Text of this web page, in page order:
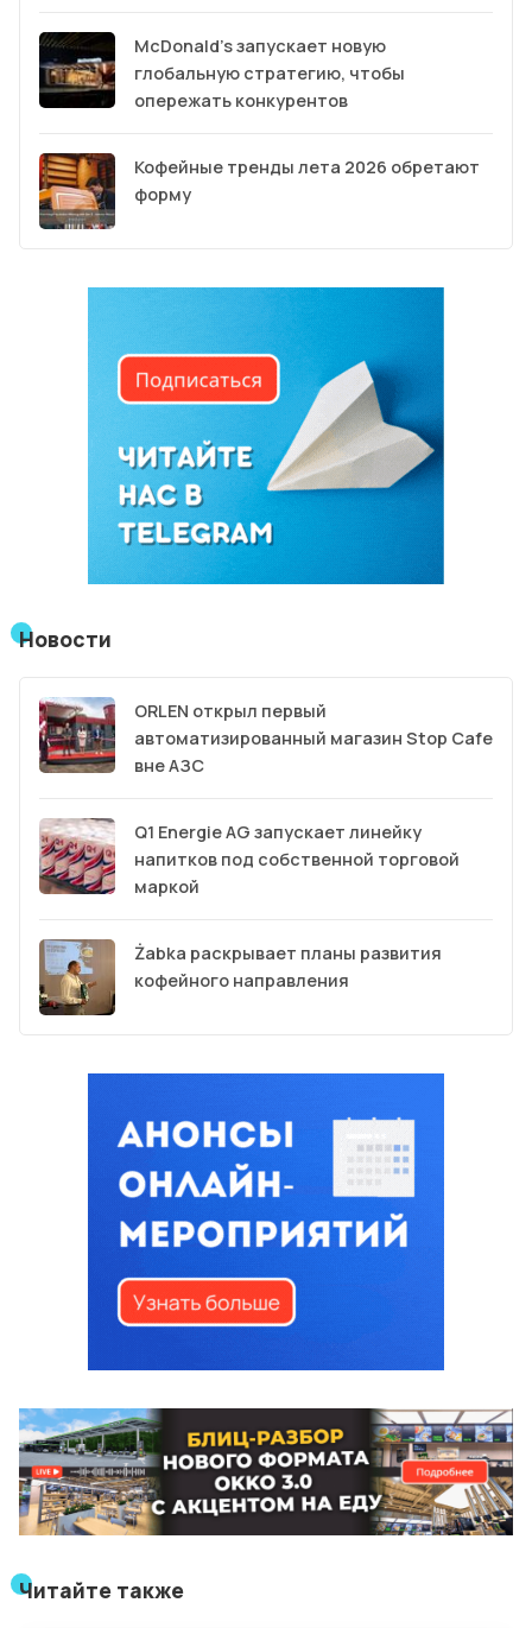
McDonald’s запускает новую
глобальную стратегию, чтобы
опережать конкурентов
Кофейные тренды лета 2026 обретают
форму
Новости
ORLEN открыл первый
автоматизированный магазин Stop Cafe
вне АЗС
Q1 Energie AG запускает линейку
напитков под собственной торговой
маркой
Żabka раскрывает планы развития
кофейного направления
Читайте также